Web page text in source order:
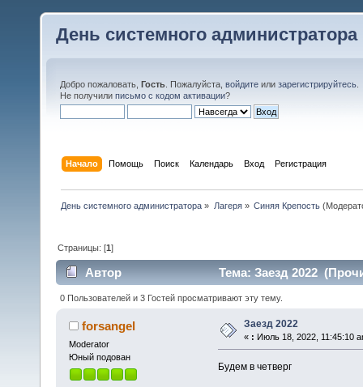
День системного администратора
Добро пожаловать, Гость . Пожалуйста, войдите или зарегистрируйтесь
Не получили письмо с кодом активации?
Начало Помощь Поиск Календарь Вход Регистрация
День системного администратора » Лагеря» Синяя Крепость
Страницы: [1]
Автор Тема: Заезд 2022
0 Пользователей и 3 Гостей просматривают эту тему.
forsangel
Moderator
Юный подован
Заезд 2022
« : Июль 18, 2022, 11:45:10
Будем в четверг